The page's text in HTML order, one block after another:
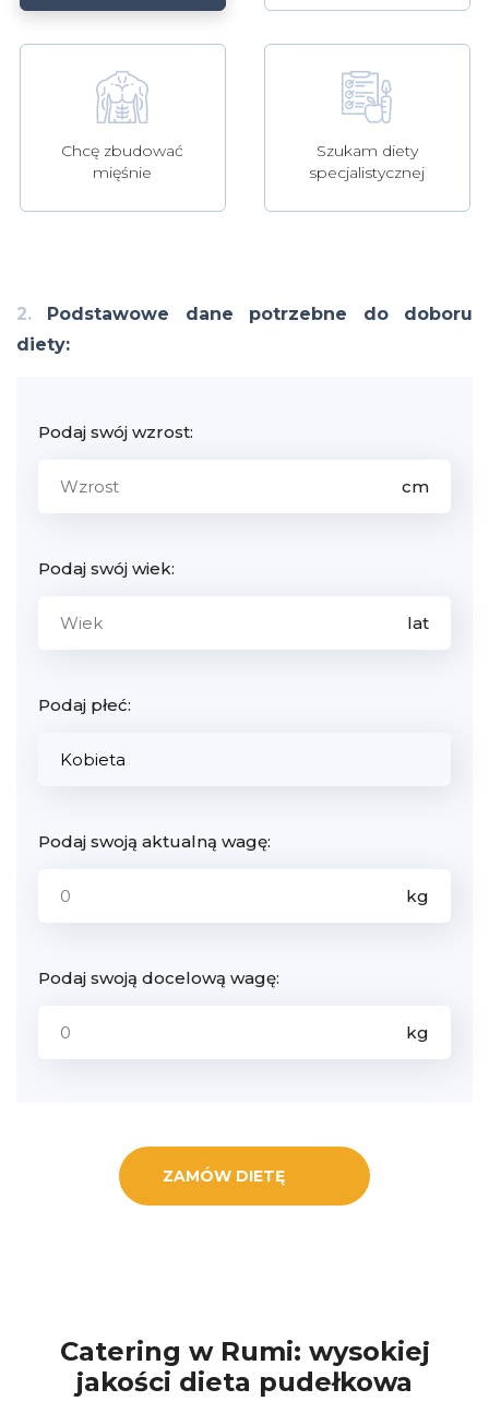
Chcę zbudować
mięśnie
Szukam diety
specjalistycznej
2. Podstawowe dane potrzebne do doboru
diety:
Podaj swój wzrost:
Podaj swój wiek:
Podaj płeć:
Podaj swoją aktualną wagę:
Podaj swoją docelową wagę:
ZAMÓW DIETĘ
Catering w Rumi: wysokiej
jakości dieta pudełkowa